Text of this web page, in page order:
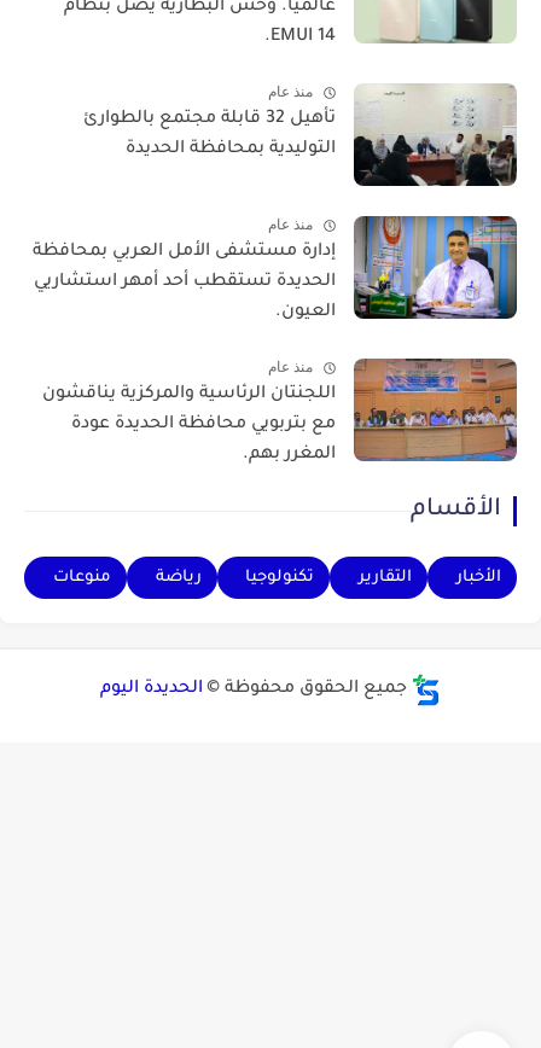
عالميا. وحش البطارية يصل بنظام
EMUI 14.
منذ عام
تأهيل 32 قابلة مجتمع بالطوارئ
التوليدية بمحافظة الحديدة
منذ عام
إدارة مستشفى الأمل العربي بمحافظة
الحديدة تستقطب أحد أمهر استشاريي
العيون.
منذ عام
اللجنتان الرئاسية والمركزية يناقشون
مع بتربويي محافظة الحديدة عودة
المغرر بهم.
الأقسام
الأخبار التقارير تكنولوجيا رياضة منوعات
جميع الحقوق محفوظة © الحديدة اليوم